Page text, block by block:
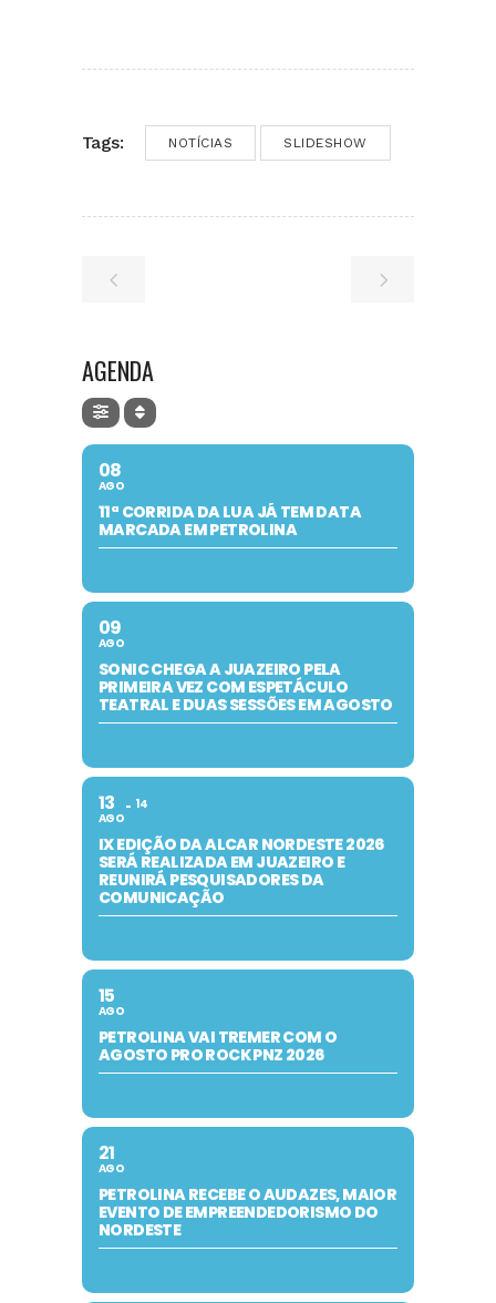
Tags: NOTÍCIAS SLIDESHOW
AGENDA
08
AGO
11ª CORRIDA DA LUA JÁ TEM DATA
MARCADA EM PETROLINA
09
AGO
SONIC CHEGA A JUAZEIRO PELA
PRIMEIRA VEZ COM ESPETÁCULO
TEATRAL E DUAS SESSÕES EM AGOSTO
13
AGO
14
IX EDIÇÃO DA ALCAR NORDESTE 2026
SERÁ REALIZADA EM JUAZEIRO E
REUNIRÁ PESQUISADORES DA
COMUNICAÇÃO
15
AGO
PETROLINA VAI TREMER COM O
AGOSTO PRO ROCK PNZ 2026
21
AGO
PETROLINA RECEBE O AUDAZES, MAIOR
EVENTO DE EMPREENDEDORISMO DO
NORDESTE